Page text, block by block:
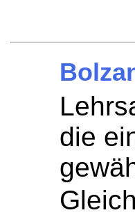
die